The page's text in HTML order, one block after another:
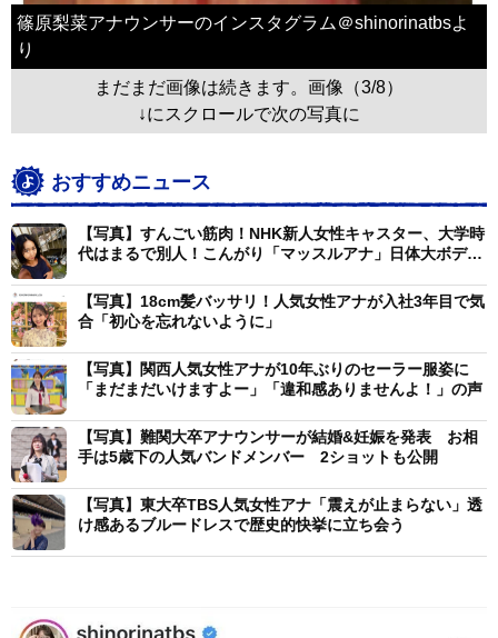
篠原梨菜アナウンサーのインスタグラム＠shinorinatbsよ
り
まだまだ画像は続きます。画像（3/8）
↓にスクロールで次の写真に
おすすめニュース
【写真】すんごい筋肉！NHK新人女性キャスター、大学時
代はまるで別人！こんがり「マッスルアナ」日体大ボディ
【写真】18cm髪バッサリ！人気女性アナが入社3年目で気
合「初心を忘れないように」
【写真】関西人気女性アナが10年ぶりのセーラー服姿に
「まだまだいけますよー」「違和感ありませんよ！」の声
【写真】難関大卒アナウンサーが結婚&妊娠を発表 お相
手は5歳下の人気バンドメンバー 2ショットも公開
【写真】東大卒TBS人気女性アナ「震えが止まらない」透
け感あるブルードレスで歴史的快挙に立ち会う